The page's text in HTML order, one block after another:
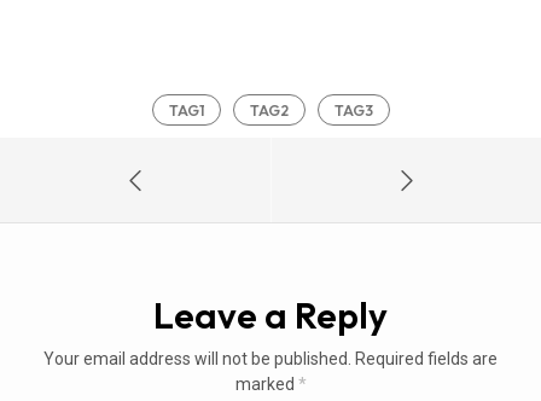
TAG1 TAG2 TAG3
Leave a Reply
Your email address will not be published. Required fields are
marked *